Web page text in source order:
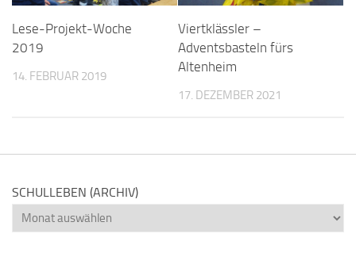
Lese-Projekt-Woche
2019
14. FEBRUAR 2019
Viertklässler –
Adventsbasteln fürs
Altenheim
17. DEZEMBER 2021
SCHULLEBEN (ARCHIV)
Schulleben
(Archiv)